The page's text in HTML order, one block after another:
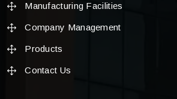
Manufacturing Facilities
Company Management
Products
Contact Us